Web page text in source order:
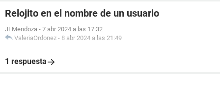
Relojito en el nombre de un usuario
JLMendoza - 7 abr 2024 a las 17:32
ValeriaOrdonez - 8 abr 2024 a las 21:49
1 respuesta